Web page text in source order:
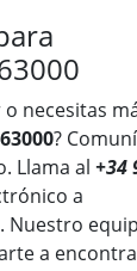
necesitas
?
Llama al +34
a
. Nuestro
a